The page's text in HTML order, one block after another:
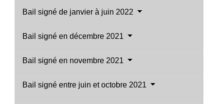
Bail signé de janvier à juin 2022
Bail signé en décembre 2021
Bail signé en novembre 2021
Bail signé entre juin et octobre 2021